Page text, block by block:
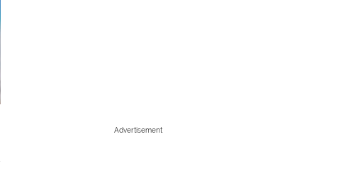
Advertisement